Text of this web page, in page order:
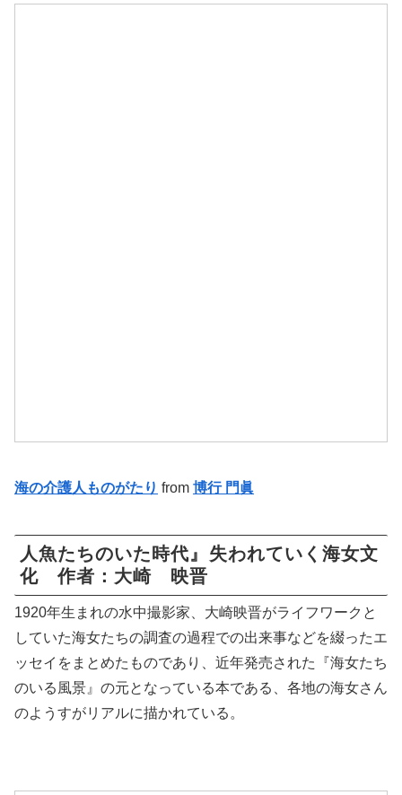
海の介護人ものがたり from 博行 門眞
人魚たちのいた時代』 失われていく海女文
化 作者：大崎 映晋
1920年生まれの水中撮影家、大崎映晋がライフワークと
していた海女たちの調査の過程での出来事などを綴ったエ
ッセイをまとめたものであり、近年発売された『海女たち
のいる風景』の元となっている本である、各地の海女さん
のようすがリアルに描かれている。